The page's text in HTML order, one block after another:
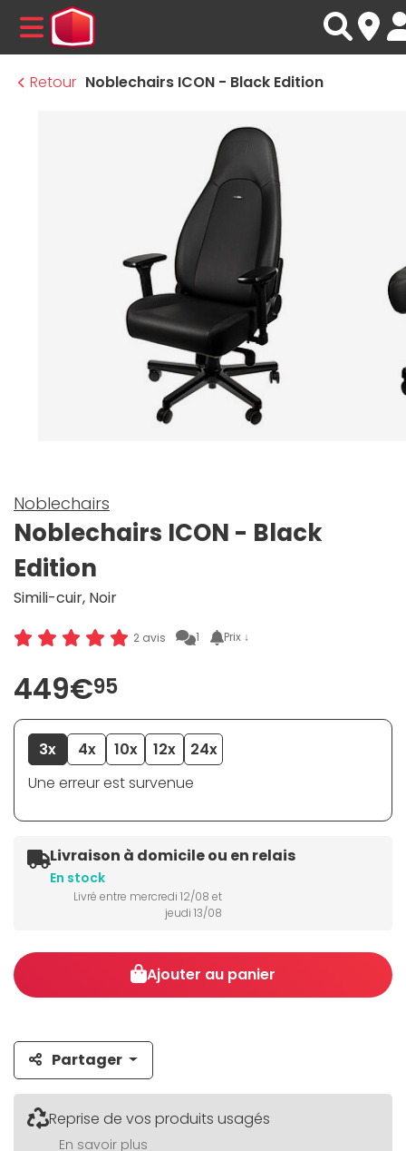
MENU
Retour Noblechairs ICON - Black Edition
Noblechairs
Noblechairs ICON - Black
Edition
Simili-cuir, Noir
2 avis 1 Prix ↓
449€95
3x 4x 10x 12x
24x
Une erreur est survenue
Livraison à domicile ou en relais
En stock
Livré entre mercredi 12/08 et
jeudi 13/08
Ajouter au panier
Partager
Reprise de vos produits usagés
En savoir plus